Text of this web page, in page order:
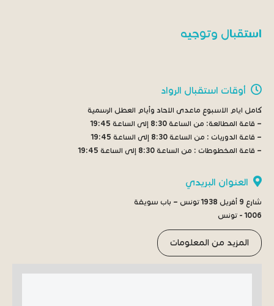
استقبال وتوجيه
أوقات استقبال الرواد
كامل ايام الاسبوع ماعدى الاحاد وأيام العطل الرسمية
– قاعة المطالعة: من الساعة 8:30 إلى الساعة 19:45
– قاعة الدوريات : من الساعة 8:30 إلى الساعة 19:45
– قاعة المخطوطات : من الساعة 8:30 إلى الساعة 19:45
العنوان البريدي
شارع 9 أفريل 1938 تونس – باب سويقة
1006 - تونس
المزيد من المعلومات